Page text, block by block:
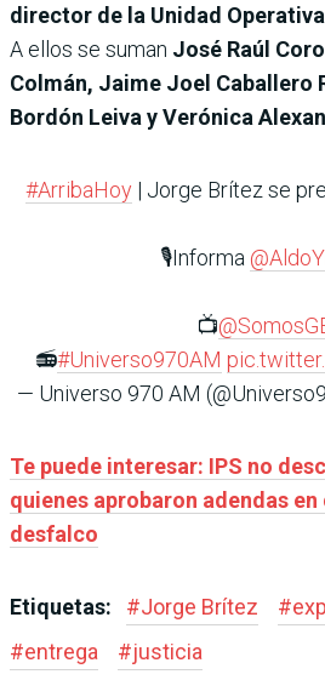
director de la Unidad
A ellos se suman José Raúl
Colmán, Jaime Joel Caballero
Bordón Leiva y Verónica
#ArribaHoy | Jorge Brítez se
🎙️Informa
📺
📻#Universo970AM
— Universo 970 AM
Te puede interesar: IPS no
quienes aprobaron adendas
desfalco
Etiquetas: #Jorge Brítez #
#entrega #justicia